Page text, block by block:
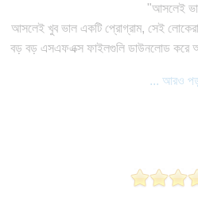
"আসলেই
আসলেই খুব ভাল একটি প্রোগ্রাম, সেই লোকেরা
বড় বড় এসএফএক্স ফাইলগুলি ডাউনলোড করে
... আরও